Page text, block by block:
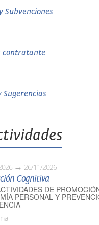
Subvenciones
contratante
Sugerencias
26/11/2026
Cognitiva
DE
PERSONAL Y